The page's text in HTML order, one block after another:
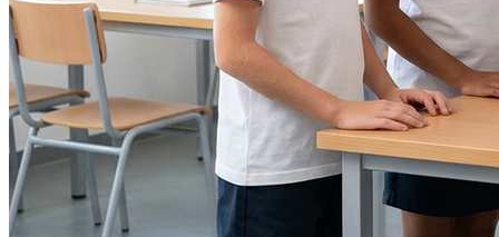
Fortaleza